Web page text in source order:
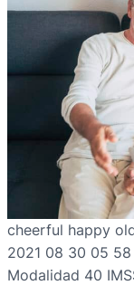
cheerful happy
2021 08 30 05
Modalidad 40